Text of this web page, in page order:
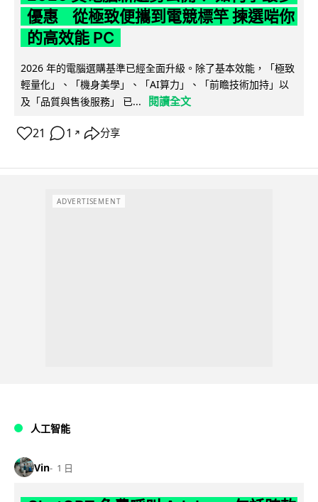
優惠 從極致便攜到電競標竿 揀選啱你
的高效能 PC
2026 年的電腦選購基準已經全面升級。除了基本效能，「極致
輕量化」、「機身美學」、「AI算力」、「前瞻技術加持」以
及「品質與售後服務」 已...
閱讀全文
21 1 ↗ 分享
ADVERTISEMENT
人工智能
Vin 1 日